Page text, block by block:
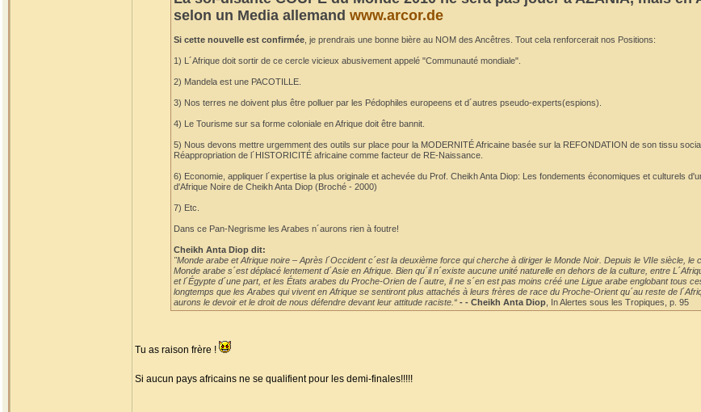
selon un Media allemand www.arcor.de
Si cette nouvelle est confirmée , je prendrais une bonne bière au NOM des Ancêtres. Tout cela renforcerait nos Positions:
1) L´Afrique doit sortir de ce cercle vicieux abusivement appelé "Communauté mondiale".
2) Mandela est une PACOTILLE.
3) Nos terres ne doivent plus être polluer par les Pédophiles europeens et d´autres pseudo-experts(espions).
4) Le Tourisme sur sa forme coloniale en Afrique doit être bannit.
5) Nous devons mettre urgemment des outils sur place pour la MODERNITÉ Africaine basée sur la REFONDATION de son tissu
Réappropriation de l´HISTORICITÉ africaine comme facteur de RE-Naissance.
6) Economie, appliquer l´expertise la plus originale et achevée du Prof. Cheikh Anta Diop: Les fondements économiques et culturels
d'Afrique Noire de Cheikh Anta Diop (Broché - 2000)
7) Etc.
Dans ce Pan-Negrisme les Arabes n´aurons rien à foutre!
Cheikh Anta Diop dit:
"Monde arabe et Afrique noire – Après l´Occident c´est la deuxième force qui cherche à diriger le Monde Noir. Depuis le VIIe siècle, le
Monde arabe s´est déplacé lentement d´Asie en Afrique. Bien qu´il n´existe aucune unité naturelle en dehors de la culture, entre
et l´Égypte d´une part, et les États arabes du Proche-Orien de l´autre, il ne s´en est pas moins créé une Ligue arabe englobant tous
longtemps que les Arabes qui vivent en Afrique se sentiront plus attachés à leurs frères de race du Proche-Orient qu´au reste de
aurons le devoir et le droit de nous défendre devant leur attitude raciste.“ - - Cheikh Anta Diop , In Alertes sous les Tropiques, p. 95
Tu as raison frère !
Si aucun pays africains ne se qualifient pour les demi-finales!!!!!